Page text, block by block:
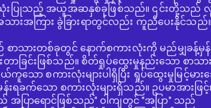
းပြုသည့် အယူအဆနှစ်ခုဖြစ်သည်။ ၎င်းတို့သည်
ားအကြား ခွဲခြားရာတွင်လည်း ကူညီပေးနိုင်သည်။
စာသားတစ်ခုတွင် နောက်စကားလုံးကို မည်မျှခန့်မှန်
ခြင်းဖြစ်သည်။ စိတ်ရှုပ်ထွေးမှုနည်းသော စာသာ
သော စကားလုံးများပါရှိပြီး ရှုပ်ထွေးမှုမြင့်မား
းရခက်သော စကားလုံးများရှိသည်။ ဥပမာအားဖြင့်၊
အပြာရောင်ဖြစ်သည်" ဝါကျတွင် "အပြာ" သည်